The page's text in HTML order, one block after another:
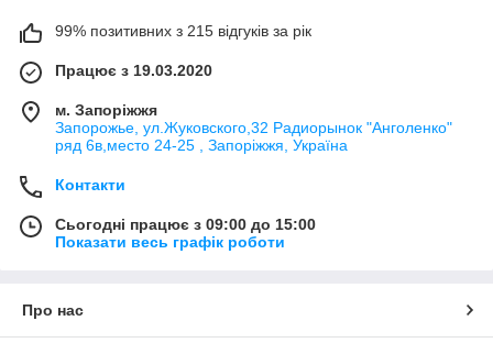
99% позитивних з 215 відгуків за рік
Працює з 19.03.2020
м. Запоріжжя
Запорожье, ул.Жуковского,32 Радиорынок "Анголенко"
ряд 6в,место 24-25 , Запоріжжя, Україна
Контакти
Сьогодні працює з 09:00 до 15:00
Показати весь графік роботи
Про нас